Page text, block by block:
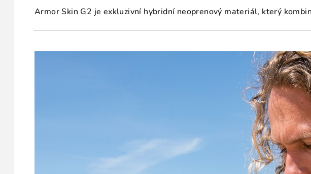
Armor Skin G2 je exkluzivní hybridní neoprenový materiál, který